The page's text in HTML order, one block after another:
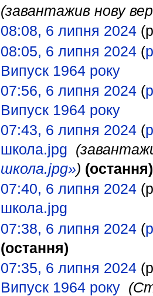
(завантажив нову
08:08, 6 липня 2024
08:05, 6 липня 2024(
Випуск 1964 року‎
07:56, 6 липня 2024(
Випуск 1964 року‎
07:43, 6 липня 2024(
школа.jpg
школа.jpg») (остання)
07:40, 6 липня 2024
школа.jpg
07:38, 6 липня 2024(
(остання)
07:35, 6 липня 2024
Випуск 1964 року‎